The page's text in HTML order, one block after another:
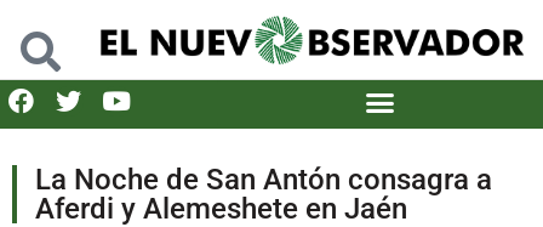
La Noche de San Antón consagra a
Aferdi y Alemeshete en Jaén